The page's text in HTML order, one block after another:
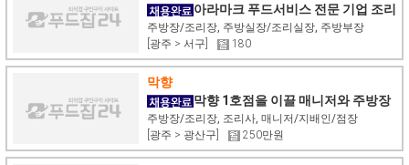
아라마크 푸드서비스 전문 기업 조리
원 파견직 모집
주방장/조리장, 주방실장/조리실장, 주방부장
[광주 > 서구]
180
막향
막향 1호점을 이끌 매니저와 주방장
을 모십니다.
주방장/조리장, 조리사, 매니저/지배인/점장
[광주 > 광산구]
250만원